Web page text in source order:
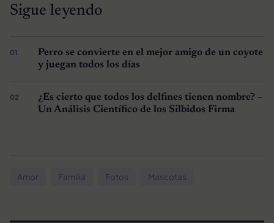
Sigue leyendo
Perro se convierte en el mejor amigo de un coyote
y juegan todos los días
¿Es cierto que todos los delfines tienen nombre? –
Un Análisis Científico de los Silbidos Firma
Amor Familia Fotos Mascotas